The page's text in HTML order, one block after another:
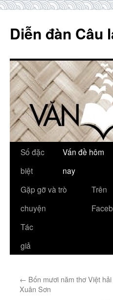
content
Diễn đàn Câu
Số đặc
biệt
Vấn đề hôm
nay
Gặp gỡ và trò
chuyện
Trên
Tác
giả
← Bốn mươi năm thơ Việt
Xuân Sơn